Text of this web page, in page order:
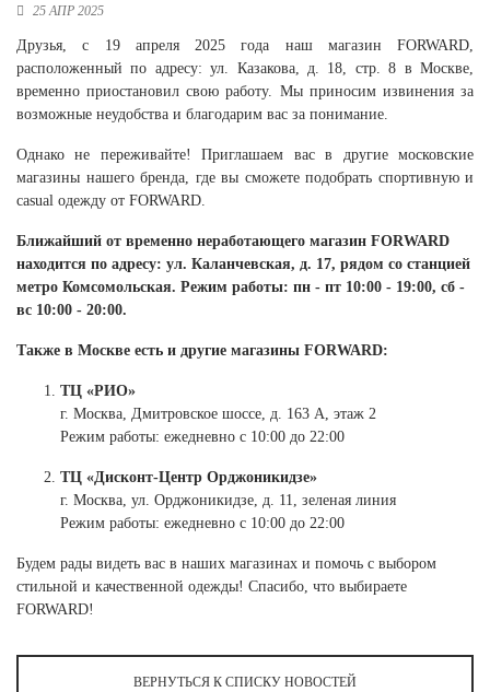
Томская область (1)
Тульская область (1)
Хакасия (1)
Челябинская область (2)
Ярославская область (1)
25 АПР 2025
Друзья, с 19 апреля 2025 года наш магазин FORWARD,
расположенный по адресу: ул. Казакова, д. 18, стр. 8 в Москве,
временно приостановил свою работу. Мы приносим извинения за
возможные неудобства и благодарим вас за понимание.
Однако не переживайте! Приглашаем вас в другие московские
магазины нашего бренда, где вы сможете подобрать спортивную и
casual одежду от FORWARD.
Ближайший от временно неработающего магазин FORWARD
находится по адресу: ул. Каланчевская, д. 17, рядом со станцией
метро Комсомольская. Режим работы: пн - пт 10:00 - 19:00, сб -
вс 10:00 - 20:00.
Также в Москве есть и другие магазины FORWARD:
ТЦ «РИО»
г. Москва, Дмитровское шоссе, д. 163 А, этаж 2
Режим работы: ежедневно с 10:00 до 22:00
ТЦ «Дисконт-Центр Орджоникидзе»
г. Москва, ул. Орджоникидзе, д. 11, зеленая линия
Режим работы: ежедневно с 10:00 до 22:00
Будем рады видеть вас в наших магазинах и помочь с выбором
стильной и качественной одежды! Спасибо, что выбираете
FORWARD!
ВЕРНУТЬСЯ К СПИСКУ НОВОСТЕЙ